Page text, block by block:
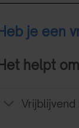
Heb je een
Het helpt